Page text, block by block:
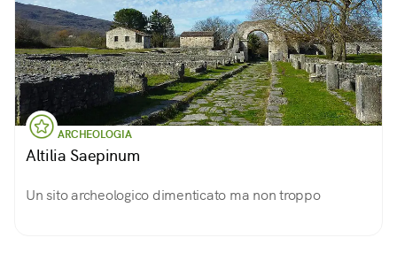
ARCHEOLOGIA
Altilia Saepinum
Un sito archeologico dimenticato ma non troppo